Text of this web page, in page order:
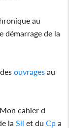
au
démarrage de la
ouvrages au
cahier d
la Sil et du Cp a